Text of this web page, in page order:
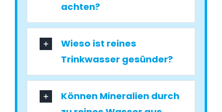
achten?
Wieso ist reines
Trinkwasser gesünder?
Können Mineralien durch